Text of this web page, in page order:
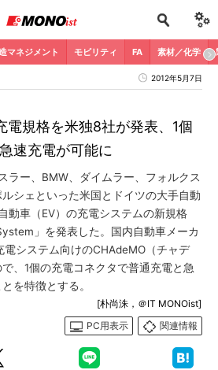
マネジメント モビリティ FA 素材／化学
2012年5月7日
電規格を米独8社が発表、1個
速充電が可能に
ラー、BMW、ダイムラー、フォルクス
シェといった米国とドイツの大手自動
動車（EV）の充電システムの新規格
」を発表した。国内自動車メーカ
電システム向けのCHAdeMO（チャデ
、1個の充電コネクタで普通充電と急
を特徴とする。
[朴尚洙，＠IT MONOist]
PC用表示
関連情報